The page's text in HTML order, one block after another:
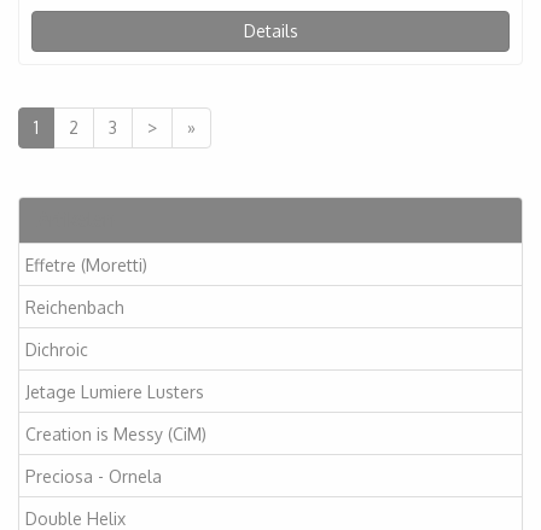
Effetre (Moretti)
Reichenbach
Dichroic
Jetage Lumiere Lusters
Creation is Messy (CiM)
Preciosa - Ornela
Double Helix
Details
1 2 3 > »